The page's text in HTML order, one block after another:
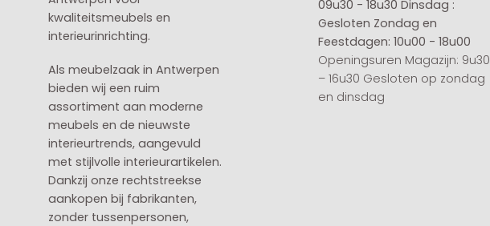
kwaliteitsmeubels en
interieurinrichting.
Als meubelzaak in Antwerpen
bieden wij een ruim
assortiment aan moderne
meubels en de nieuwste
interieurtrends, aangevuld
met stijlvolle interieurartikelen.
Dankzij onze rechtstreekse
aankopen bij fabrikanten,
zonder tussenpersonen,
09u30 - 18u30 Dinsdag :
Gesloten Zondag en
Feestdagen: 10u00 - 18u00
Openingsuren Magazijn: 9u30
– 16u30 Gesloten op zondag
en dinsdag